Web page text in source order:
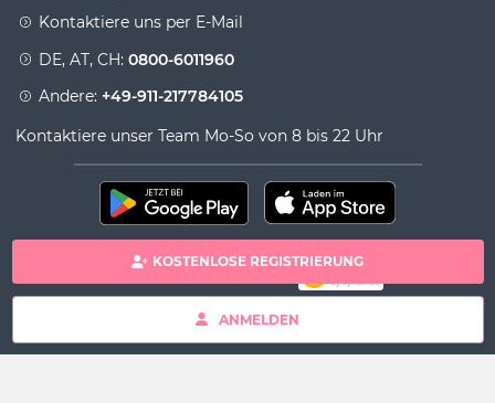
KOSTENLOSE REGISTRIERUNG
ANMELDEN
Kontaktiere uns per E-Mail
DE, AT, CH: 0800-6011960
Andere: +49-911-217784105
Kontaktiere unser Team Mo-So von 8 bis 22 Uhr
100% sichere Zahlung
Copyright& copy 2026 Viversum - Powered by Ingenio